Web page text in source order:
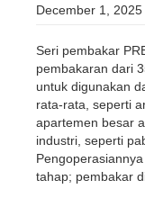
December 1, 2025
Seri pembakar
pembakaran dari
untuk digunakan
rata-rata, seperti
apartemen besar
industri, seperti
tahap; pembakar